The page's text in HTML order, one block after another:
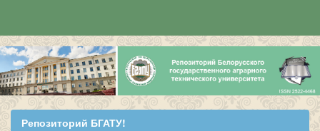
Skip
navigation
Репозиторий БГАТУ!